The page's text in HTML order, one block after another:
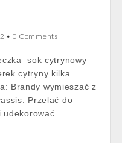
• 0 Comments
sok cytrynowy
cytryny kilka
Brandy wymieszać z
Przelać do
udekorować